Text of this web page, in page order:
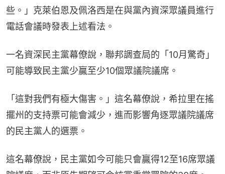
些。」克萊伯恩及佩洛西是在與黨內資深眾議員進行
電話會議時發表上述看法。
一名資深民主黨幕僚說，聯邦調查局的「10月驚奇」
可能導致民主黨少贏至少10個眾議院議席。
「這對我們有極大傷害。」這名幕僚說，希拉里在搖
擺州的支持票可能會減少，進而影響角逐眾議院議席
的民主黨人的選票。
這名幕僚說，民主黨如今可能只會贏得12至16席眾議